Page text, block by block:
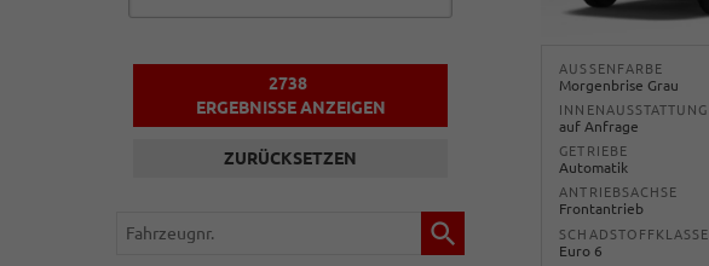
AUSSENFARBE
Morgenbrise Grau
INNENAUSSTATTUNG
auf Anfrage
GETRIEBE
Automatik
ANTRIEBSACHSE
Frontantrieb
SCHADSTOFFKLASSE
Euro 6
2738
ERGEBNISSE ANZEIGEN
ZURÜCKSETZEN
Fahrzeugnr.